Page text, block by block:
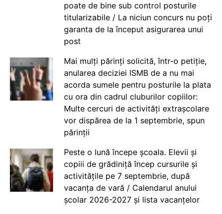
poate de bine sub control posturile
titularizabile / La niciun concurs nu poți
garanta de la început asigurarea unui
post
Mai mulți părinți solicită, într-o petiție,
anularea deciziei ISMB de a nu mai
acorda sumele pentru posturile la plata
cu ora din cadrul cluburilor copiilor:
Multe cercuri de activități extrașcolare
vor dispărea de la 1 septembrie, spun
părinții
Peste o lună începe școala. Elevii și
copiii de grădiniță încep cursurile și
activitățile pe 7 septembrie, după
vacanța de vară / Calendarul anului
școlar 2026-2027 și lista vacanțelor